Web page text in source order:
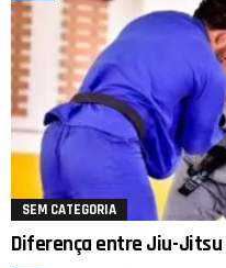
SEM CATEGORIA
Diferença entre Jiu-Jitsu